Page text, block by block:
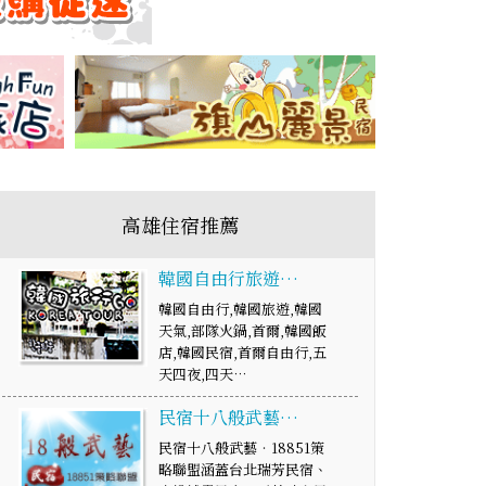
高雄住宿推薦
韓國自由行旅遊…
韓國自由行,韓國旅遊,韓國
天氣,部隊火鍋,首爾,韓國飯
店,韓國民宿,首爾自由行,五
天四夜,四天…
民宿十八般武藝…
民宿十八般武藝‧18851策
略聯盟涵蓋台北瑞芳民宿、